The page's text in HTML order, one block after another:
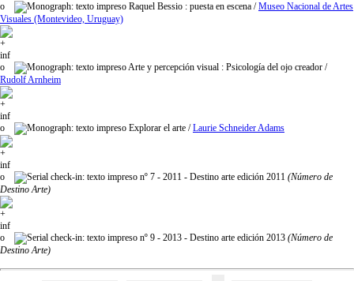
Raquel Bessio : puesta en escena /Museo Nacional de Artes
Visuales (Montevideo, Uruguay)
Arte y percepción visual : Psicología del ojo creador /
Rudolf Arnheim
Explorar el arte /Laurie Schneider Adams
nº 7 - 2011 - Destino arte edición 2011 (Número de
Destino Arte)
nº 9 - 2013 - Destino arte edición 2013 (Número de
Destino Arte)